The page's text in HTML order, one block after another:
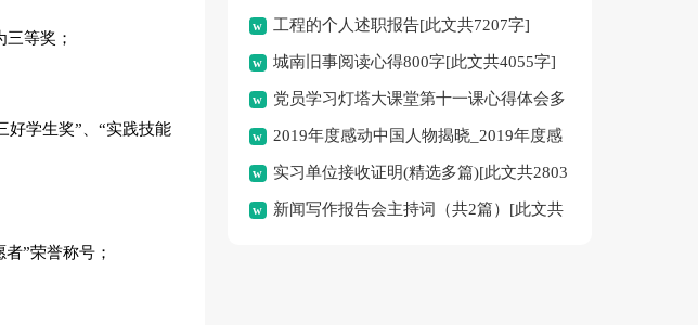
等奖；
好学生奖”、“实践技能
”荣誉称号；
3943字]
工程的个人述职报告[此文共7207字]
城南旧事阅读心得800字[此文共4055字]
党员学习灯塔大课堂第十一课心得体会多
篇新版[此文共3737字]
2019年度感动中国人物揭晓_2019年度感
动中国人物颁奖词[此文共2707字]
实习单位接收证明(精选多篇)[此文共2803
字] 新闻写作报告会主持词（共2篇）[此文共